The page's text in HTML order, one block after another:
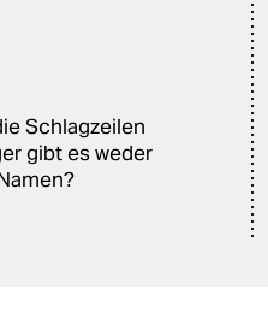
Schlagzeilen
gibt es weder